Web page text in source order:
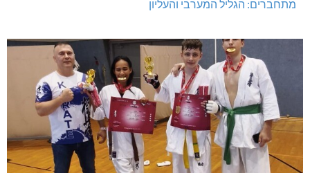
מתחברים: הגליל המערבי והעליון